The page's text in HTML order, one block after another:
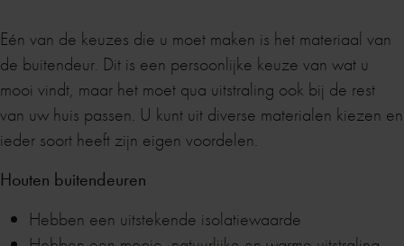
Eén van de keuzes die u moet maken is het materiaal van
de buitendeur. Dit is een persoonlijke keuze van wat u
mooi vindt, maar het moet qua uitstraling ook bij de rest
van uw huis passen. U kunt uit diverse materialen kiezen en
ieder soort heeft zijn eigen voordelen.
Houten buitendeuren
Hebben een uitstekende isolatiewaarde